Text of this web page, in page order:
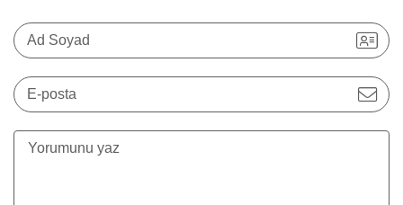
Ad Soyad
E-posta